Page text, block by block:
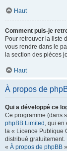
Haut
Comment puis-je
Pour retrouver la liste
vous rendre dans le
la section des pièces
Haut
À propos de
Qui a développé ce
Ce programme (dans
phpBB Limited , qui en
la « Licence Publique
distribué gratuitement.
« À propos de phpBB